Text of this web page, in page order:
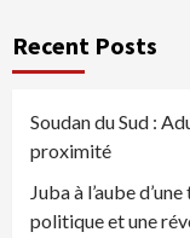
Recent Posts
Soudan du Sud :
proximité
Juba à l’aube
politique et une